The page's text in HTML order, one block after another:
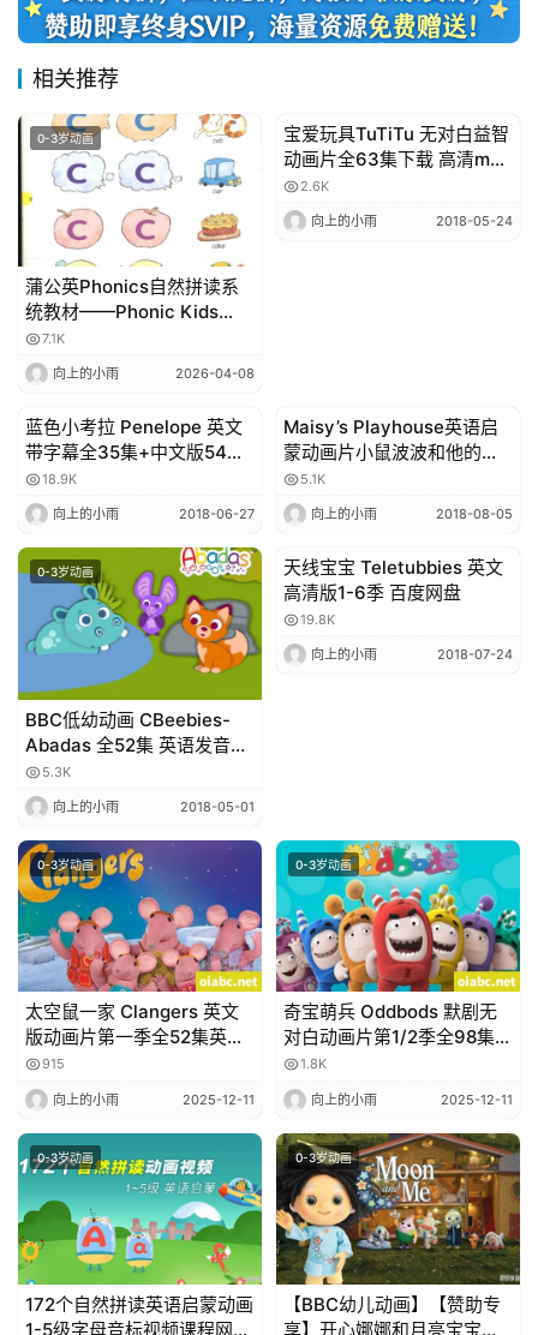
相关推荐
0-3岁动画
蒲公英Phonics自然拼读系
统教材——Phonic Kids
Book 1－6教材pdf+配套视
频+点读版
7.1K
向上的小雨 2026-04-08
0-3岁动画
宝爱玩具TuTiTu 无对白益智
动画片全63集下载 高清mp4
适合1-3岁宝宝
2.6K
向上的小雨 2018-05-24
0-3岁动画
蓝色小考拉 Penelope 英文
带字幕全35集+中文版54集
0-3岁儿童英语启蒙动画
18.9K
向上的小雨 2018-06-27
0-3岁动画
Maisy’s Playhouse英语启
蒙动画片小鼠波波和他的朋
友们中文版 全套11DVD 44
集（avi格式+字幕）
5.1K
向上的小雨 2018-08-05
0-3岁动画
BBC低幼动画 CBeebies-
Abadas 全52集 英语发音英
文字幕百度网盘下载
5.3K
向上的小雨 2018-05-01
0-3岁动画
天线宝宝 Teletubbies 英文
高清版1-6季 百度网盘
19.8K
向上的小雨 2018-07-24
0-3岁动画
太空鼠一家 Clangers 英文
版动画片第一季全52集英语
字幕高清1080P视频MP4网
盘下载
915
向上的小雨 2025-12-11
0-3岁动画
奇宝萌兵 Oddbods 默剧无
对白动画片第1/2季全98集高
清1080P视频MKV网盘下载
1.8K
向上的小雨 2025-12-11
0-3岁动画
172个自然拼读英语启蒙动画
1-5级字母音标视频课程网盘
0-3岁动画
【BBC幼儿动画】【赞助专
享】开心娜娜和月亮宝宝